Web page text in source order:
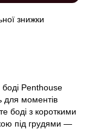
знижки
боді Penthouse
для моментів
боді з короткими
під грудями —